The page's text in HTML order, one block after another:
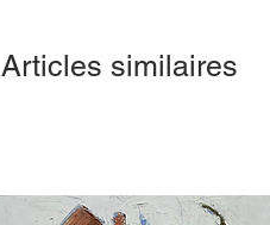
Articles similaires